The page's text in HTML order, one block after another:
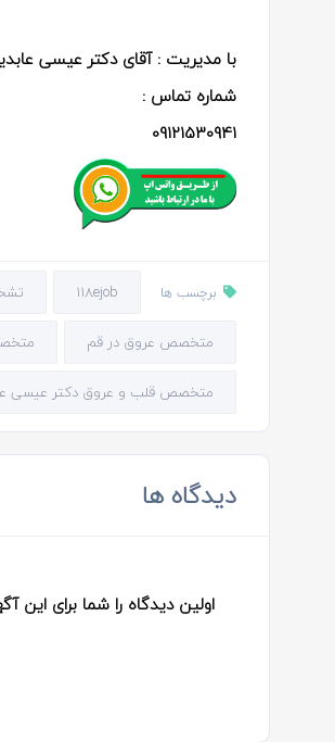
با مدیریت : آقای دکتر عیسی
شماره تماس :
09121530941
برچسب ها 118ejob
متخصص عروق در قم
متخصص قلب و عروق دکتر عیسی
دیدگاه ها
اولین دیدگاه را شما برای این